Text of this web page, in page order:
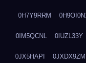
0H7Y9RRM
0IM5QCNL 0IUZL33Y
0JX5HAPI 0JXDX9ZM